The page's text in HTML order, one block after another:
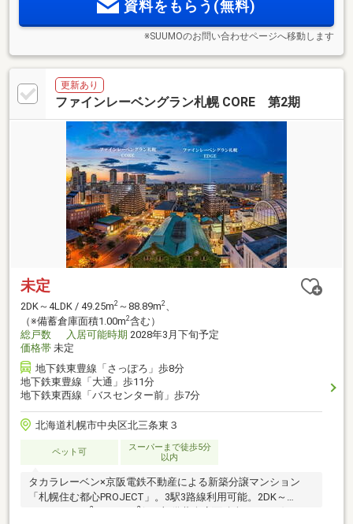
資料をもらう(無料)
※SUUMOのお問い合わせページへ移動します
更新あり
ファインレーベングラン札幌 CORE 第2期
未定
2DK～4LDK / 49.25m2 ～88.89m2、
（※備蓄倉庫面積1.00m2含む）
総戸数
入居可能時期 2028年3月下旬予定
価格帯 未定
地下鉄東豊線「さっぽろ」歩8分
地下鉄東豊線「大通」歩11分
地下鉄東西線「バスセンター前」歩7分
北海道札幌市中央区北三条東３
ペット可
スーパーまで徒歩5分
以内
タカラレーベン×京阪電鉄不動産による新築分譲マンション
「札幌住む都心PROJECT」。3駅3路線利用可能。2DK～
2 2 (※一部備蓄倉庫面積含む/CORE)、